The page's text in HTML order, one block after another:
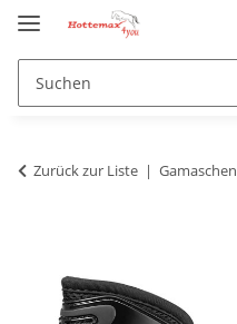
Zurück zur Liste Gamaschen